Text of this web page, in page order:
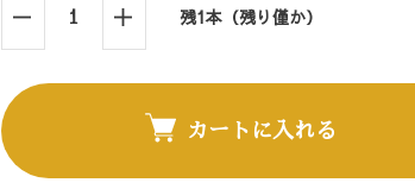
残1本（残り僅か）
カートに入れる